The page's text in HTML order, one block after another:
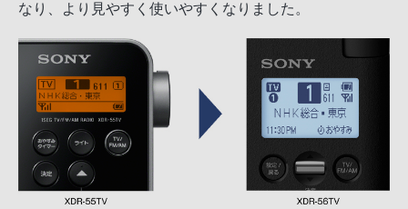
なり、より見やすく使いやすくなりました。